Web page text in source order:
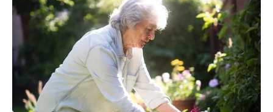
vam pomoći
Veoma je moguće da će tokom narednog perioda jedna
osoba igrati veliku ulogu u vašem životu. To može biti
prijatelj, kolega ili neko koga ste skoro upoznali.
Ova osoba mogla bi vam pomoći važnim savjetom,